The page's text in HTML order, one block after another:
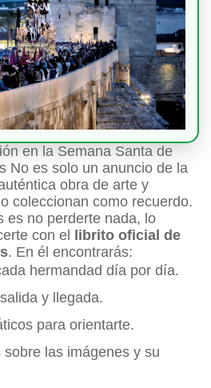
en la Semana Santa de
No es solo un anuncio de la
obra de arte y
coleccionan como recuerdo.
es no perderte nada, lo
con el
librito oficial de
. En él encontrarás:
hermandad día por día.
y llegada.
para orientarte.
las imágenes y su